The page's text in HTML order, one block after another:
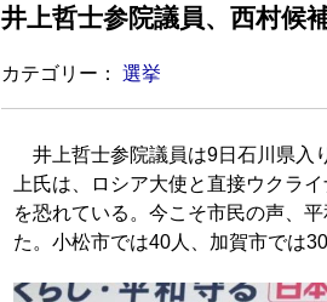
井上哲士参院議員、西村候
カテゴリー： 選挙
井上哲士参院議員は9日石川県入
上氏は、ロシア大使と直接ウクラ
を恐れている。今こそ市民の声、
た。小松市では40人、加賀市では